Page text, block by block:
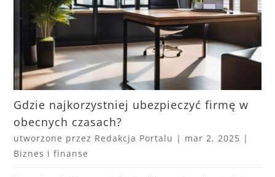
Gdzie najkorzystniej ubezpieczyć firmę w
obecnych czasach?
utworzone przez Redakcja Portalu | mar 2, 2025 |
Biznes i finanse